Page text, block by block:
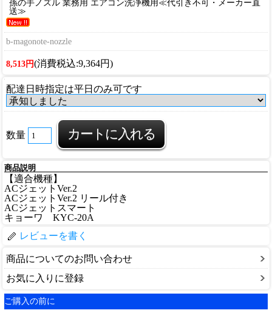
孫の手ノズル 業務用 エアコン洗浄機用≪代引き不可・メーカー直
送≫
b-magonote-nozzle
8,513円(消費税込:9,364円)
配達日時指定は平日のみ可です
数量
商品説明
【適合機種】
ACジェットVer.2
ACジェットVer.2 リール付き
ACジェットスマート
キョーワ KYC-20A
レビューを書く
商品についてのお問い合わせ
お気に入りに登録
ご購入の前に